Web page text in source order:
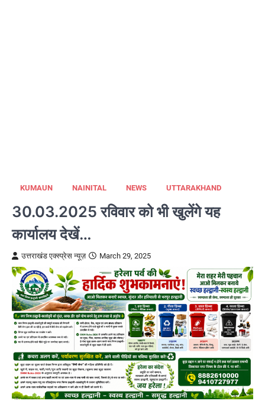
KUMAUN NAINITAL NEWS UTTARAKHAND
30.03.2025 रविवार को भी खुलेंगे यह
कार्यालय देखें…
उत्तराखंड एक्स्प्रेस न्यूज़ March 29, 2025